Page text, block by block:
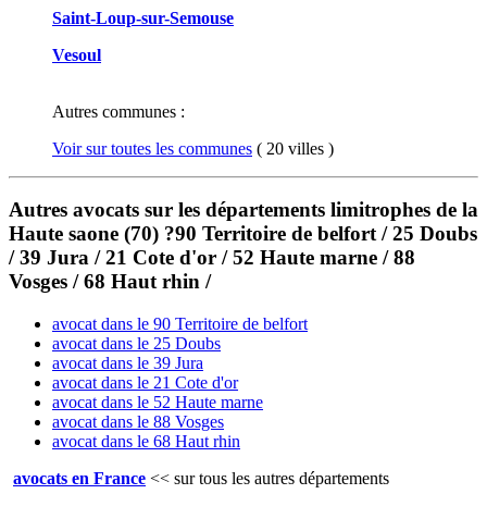
Saint-Loup-sur-Semouse
Vesoul
Autres communes :
Voir sur toutes les communes ( 20 villes )
Autres avocats sur les départements limitrophes de la
Haute saone (70) ?90 Territoire de belfort / 25 Doubs
/ 39 Jura / 21 Cote d'or / 52 Haute marne / 88
Vosges / 68 Haut rhin /
avocat dans le 90 Territoire de belfort
avocat dans le 25 Doubs
avocat dans le 39 Jura
avocat dans le 21 Cote d'or
avocat dans le 52 Haute marne
avocat dans le 88 Vosges
avocat dans le 68 Haut rhin
avocats en France << sur tous les autres départements